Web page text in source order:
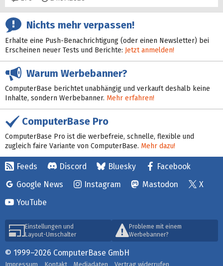
Nichts mehr verpassen!
Erhalte eine Push-Benachrichtigung (oder einen Newsletter) bei
Erscheinen neuer Tests und Berichte: Jetzt anmelden!
Warum Werbebanner?
ComputerBase berichtet unabhängig und verkauft deshalb keine
Inhalte, sondern Werbebanner. Mehr erfahren!
ComputerBase Pro
ComputerBase Pro ist die werbefreie, schnelle, flexible und
zugleich faire Variante von ComputerBase. Mehr dazu!
Feeds Discord Bluesky
Facebook
Google News
Instagram Mastodon
X
YouTube
Einstellungen und
Layout-Umschalter
Probleme mit einem
Werbebanner?
© 1999–2026 ComputerBase GmbH
Impressum Kontakt Mediadaten Vertrag widerrufen